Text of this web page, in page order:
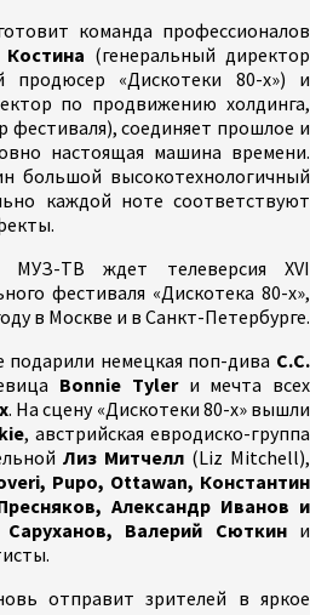
команда профессионалов
(генеральный директор
продюсер «Дискотеки 80-х») и
по продвижению холдинга,
соединяет прошлое и
настоящая машина времени.
большой высокотехнологичный
каждой ноте соответствуют
ТВ ждет телеверсия XVI
фестиваля «Дискотека 80-х»,
в Москве и в Санкт-Петербурге.
подарили немецкая поп-дива C.C.
Bonnie Tylerи мечта всех
. На сцену «Дискотеки 80-х» вышли
, австрийская евродиско-группа
Лиз Митчелл(Liz Mitchell),
Pupo, Ottawan, Константин
Александр Иванов и
Валерий Сюткини
отправит зрителей в яркое